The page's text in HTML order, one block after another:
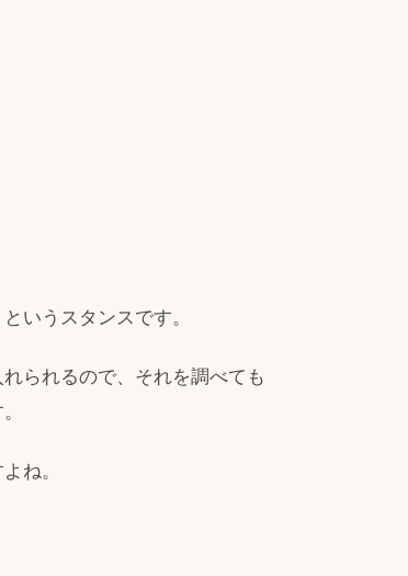
いうスタンスです。
られるので、それを調べても
ね。